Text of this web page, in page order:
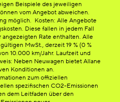
Beispiele des jeweiligen
vom Angebot abweichen.
möglich. Kosten: Alle Angebote
Diese fallen in jedem Fall
Rate enthalten. Alle
MwSt., derzeit 19 % (0 %
10.000 km/Jahr. Laufzeit und
Neben Neuwagen bietet Allane
Konditionen an.
zum offiziellen
spezifischen CO2-Emissionen
dem Leitfaden über den